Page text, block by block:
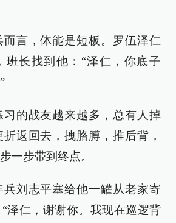
言，体能是短板。罗伍泽仁
班长找到他：“泽仁，你底子
的战友越来越多，总有人掉
返回去，拽胳膊，推后背，
一步带到终点。
刘志平塞给他一罐从老家寄
泽仁，谢谢你。我现在巡逻背